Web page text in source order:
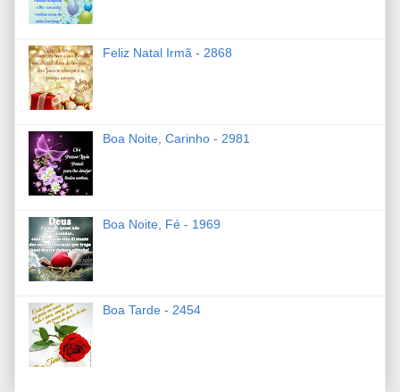
Feliz Natal Irmã - 2868
Boa Noite, Carinho - 2981
Boa Noite, Fé - 1969
Boa Tarde - 2454